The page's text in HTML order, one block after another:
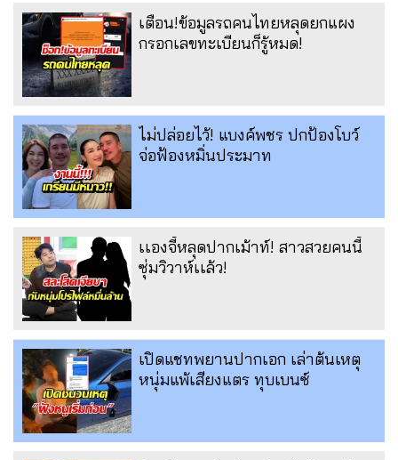
เตือน!ข้อมูลรถคนไทยหลุดยกแผง
กรอกเลขทะเบียนก็รู้หมด!
ไม่ปล่อยไว้! แบงค์พชร ปกป้องโบว์
จ่อฟ้องหมิ่นประมาท
เเองจี้หลุดปากเม้าท์! สาวสวยคนนี้
ซุ่มวิวาห์เเล้ว!
เปิดแชทพยานปากเอก เล่าต้นเหตุ
หนุ่มแพ้เสียงแตร ทุบเบนซ์